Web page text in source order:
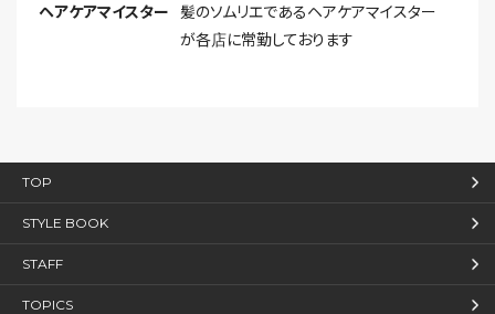
ヘアケアマイスター
髪のソムリエであるヘアケアマイスター
が各店に常勤しております
TOP
STYLE BOOK
STAFF
TOPICS